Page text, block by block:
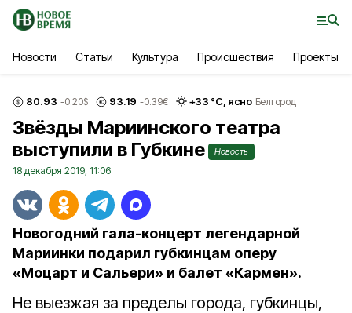
Новости Статьи Культура Происшествия Проекты
80.93 -0.20$ 93.19 -0.39€ +33 °С, ясно Белгород
Звёзды Мариинского театра
выступили в Губкине
Новость
18 декабря 2019, 11:06
Новогодний гала-концерт легендарной
Мариинки подарил губкинцам оперу
«Моцарт и Сальери» и балет «Кармен».
Не выезжая за пределы города, губкинцы,